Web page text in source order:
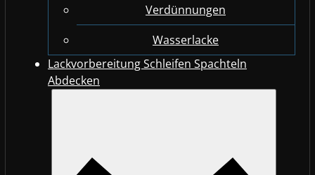
Verdünnungen
Wasserlacke
Lackvorbereitung Schleifen Spachteln
Abdecken